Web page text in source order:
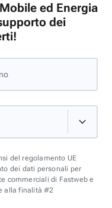
ed Energia
dei
del regolamento UE
dei dati personali per
commerciali di Fastweb e
alla finalità #2